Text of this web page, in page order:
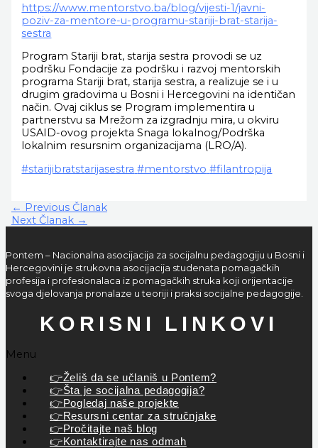
https://www.mentorstvo.ba/blog/vijesti-1/javni-
poziv-za-mentore-u-programu-stariji-brat-starija-
sestra
Program Stariji brat, starija sestra provodi se uz
podršku Fondacije za podršku i razvoj mentorskih
programa Stariji brat, starija sestra, a realizuje se i u
drugim gradovima u Bosni i Hercegovini na identičan
način. Ovaj ciklus se Program implementira u
partnerstvu sa Mrežom za izgradnju mira, u okviru
USAID-ovog projekta Snaga lokalnog/Podrška
lokalnim resursnim organizacijama (LRO/A).
#starijibratstarijasestra #mentorstvo #filantropija
← Previous Članak
Next Članak →
Pontem – Nacionalna asocijacija za socijalnu pedagogiju u Bosni i
Hercegovini je strukovna asocijacija studenata pomagačkih
profesija i profesionalaca iz pomagačkih struka koji orijentacije
svoga djelovanja pronalaze u teoriji i praksi socijalne pedagogije.
KORISNI LINKOVI
Menu
👉Želiš da se učlaniš u Pontem?
👉Šta je socijalna pedagogija?
👉Pogledaj naše projekte
👉Resursni centar za stručnjake
👉Pročitajte naš blog
👉Kontaktirajte nas odmah